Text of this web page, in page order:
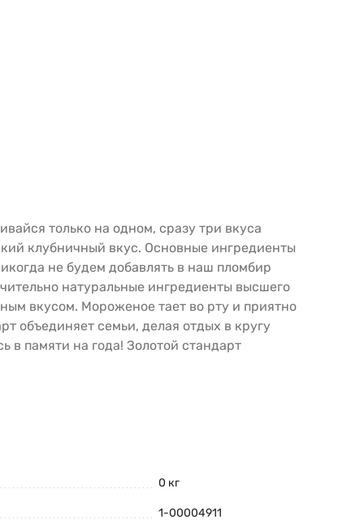
только на одном, сразу три вкуса
клубничный вкус. Основные ингредиенты
не будем добавлять в наш пломбир
натуральные ингредиенты высшего
вкусом. Мороженое тает во рту и приятно
объединяет семьи, делая отдых в кругу
в памяти на года! Золотой стандарт
0 кг
1-00004911